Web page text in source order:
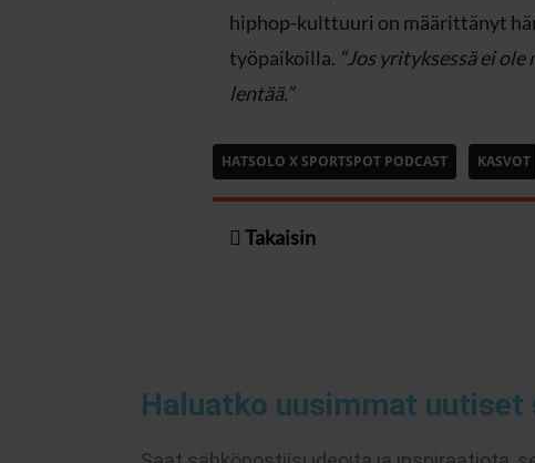
hiphop-kulttuuri on määrittänyt
työpaikoilla. “Jos yrityksessä ei
lentää.”
HATSOLO X SPORTSPOT PODCAST KASVOT
Takaisin
Haluatko uusimmat uutiset